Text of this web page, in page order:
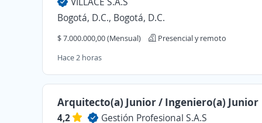
Bogotá, D.C., Bogotá, D.C.
$ 7.000.000,00 (Mensual)
Presencial y remoto
Hace 2 horas
Arquitecto(a) Junior / Ingeniero(a) Junior
4,2 Gestión Profesional S.A.S